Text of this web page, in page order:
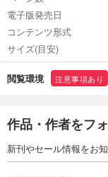
あら
週刊東
あらす
電子版発売日
コンテンツ形式
サイズ(目安)
閲覧環境 注意事項あり
作品・作者をフ
新刊やセール情報をお知